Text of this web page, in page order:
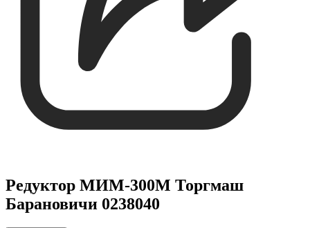
Редуктор МИМ-300М Торгмаш
Барановичи 0238040